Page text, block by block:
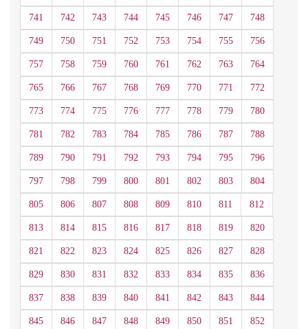
741 742 743 744 745 746 747 748
749 750 751 752 753 754 755 756
757 758 759 760 761 762 763 764
765 766 767 768 769 770 771 772
773 774 775 776 777 778 779 780
781 782 783 784 785 786 787 788
789 790 791 792 793 794 795 796
797 798 799 800 801 802 803 804
805 806 807 808 809 810 811 812
813 814 815 816 817 818 819 820
821 822 823 824 825 826 827 828
829 830 831 832 833 834 835 836
837 838 839 840 841 842 843 844
845 846 847 848 849 850 851 852